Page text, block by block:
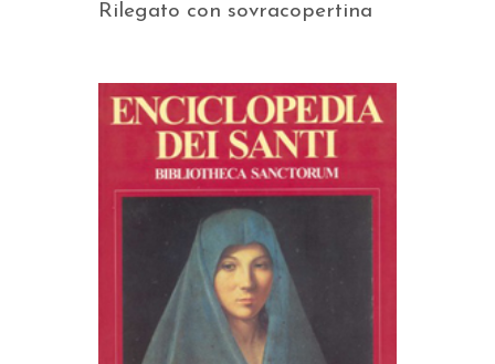
Rilegato con sovracopertina
AGGIUNGI AL CARRELLO